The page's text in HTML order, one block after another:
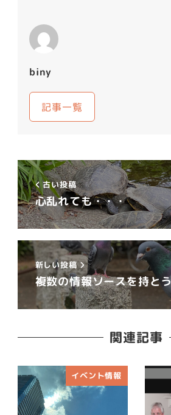
biny
記事一覧
古い投稿
心乱れても・・・
新しい投稿
複数の情報ソースを持とう
関連記事
イベント情報